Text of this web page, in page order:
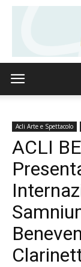
Acli Arte e Spettacolo
ACLI